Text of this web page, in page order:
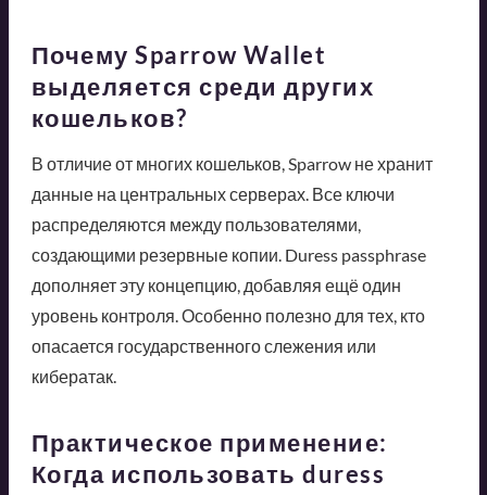
Почему Sparrow Wallet
выделяется среди других
кошельков?
В отличие от многих кошельков, Sparrow не хранит
данные на центральных серверах. Все ключи
распределяются между пользователями,
создающими резервные копии. Duress passphrase
дополняет эту концепцию, добавляя ещё один
уровень контроля. Особенно полезно для тех, кто
опасается государственного слежения или
кибератак.
Практическое применение:
Когда использовать duress